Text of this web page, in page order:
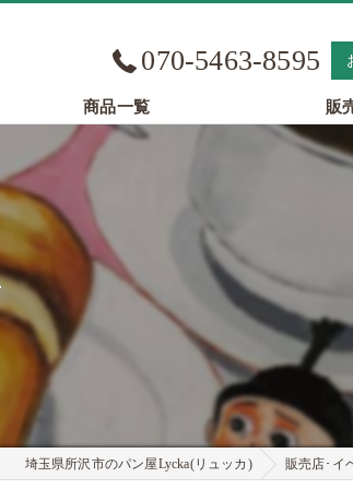
070-5463-8595
商品一覧 販
埼玉県所沢市のパン屋Lycka(リュッカ) 販売店･イ